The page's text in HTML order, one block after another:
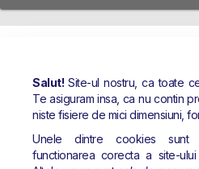
Salut! Site-ul nostru, ca toate
Te asiguram insa, ca nu contin
niste fisiere de mici dimensiuni,
Unele dintre cookies
functionarea corecta a site-